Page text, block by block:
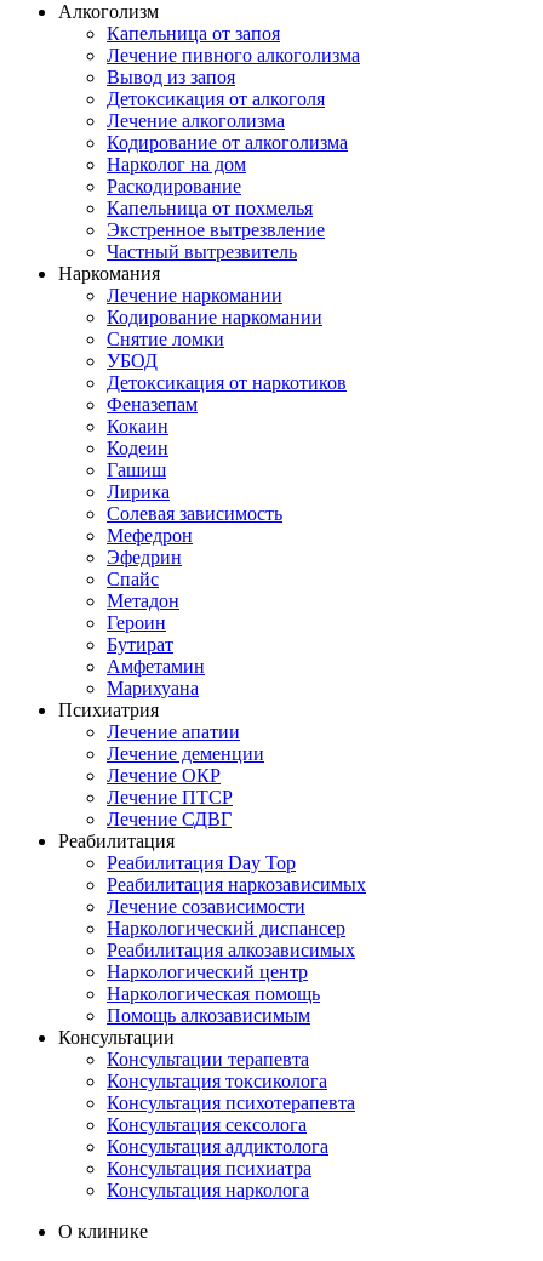
Алкоголизм
Капельница от запоя
Лечение пивного алкоголизма
Вывод из запоя
Детоксикация от алкоголя
Лечение алкоголизма
Кодирование от алкоголизма
Нарколог на дом
Раскодирование
Капельница от похмелья
Экстренное вытрезвление
Частный вытрезвитель
Наркомания
Лечение наркомании
Кодирование наркомании
Снятие ломки
УБОД
Детоксикация от наркотиков
Феназепам
Кокаин
Кодеин
Гашиш
Лирика
Солевая зависимость
Мефедрон
Эфедрин
Спайс
Метадон
Героин
Бутират
Амфетамин
Марихуана
Психиатрия
Лечение апатии
Лечение деменции
Лечение ОКР
Лечение ПТСР
Лечение СДВГ
Реабилитация
Реабилитация Day Top
Реабилитация наркозависимых
Лечение созависимости
Наркологический диспансер
Реабилитация алкозависимых
Наркологический центр
Наркологическая помощь
Помощь алкозависимым
Консультации
Консультации терапевта
Консультация токсиколога
Консультация психотерапевта
Консультация сексолога
Консультация аддиктолога
Консультация психиатра
Консультация нарколога
О клинике